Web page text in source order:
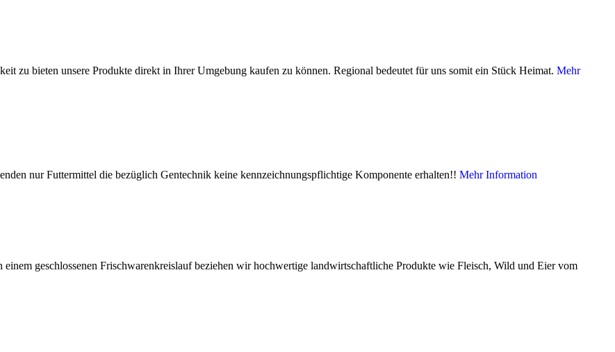
zu bieten unsere Produkte direkt in Ihrer Umgebung kaufen zu können. Regional bedeutet für uns somit ein Stück Heimat. Mehr
nur Futtermittel die bezüglich Gentechnik keine kennzeichnungspflichtige Komponente erhalten!! Mehr Information
geschlossenen Frischwarenkreislauf beziehen wir hochwertige landwirtschaftliche Produkte wie Fleisch, Wild und Eier vom